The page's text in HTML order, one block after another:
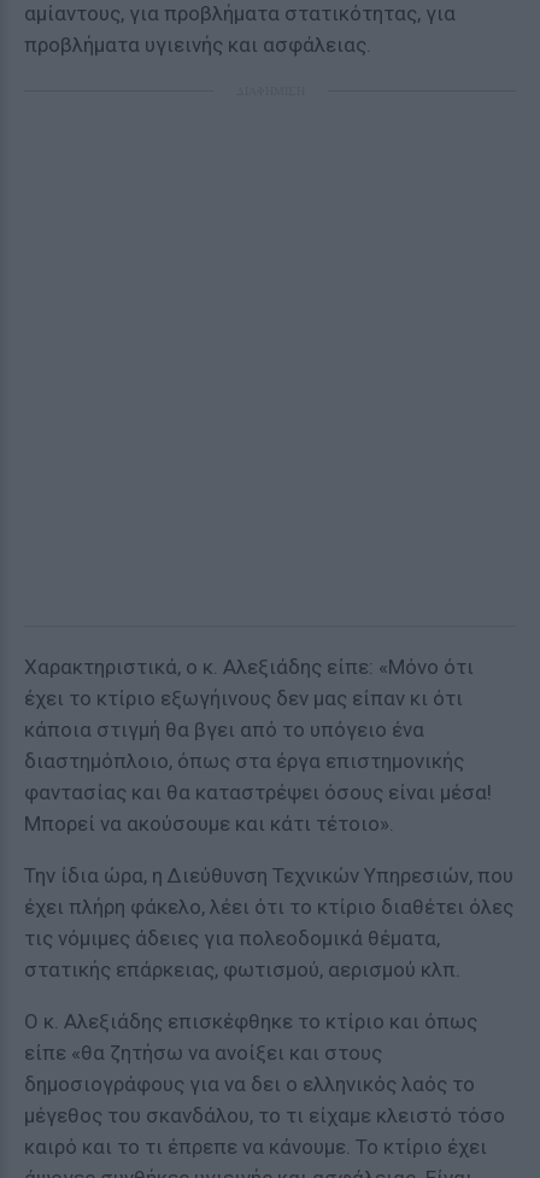
αμίαντους, για προβλήματα στατικότητας, για
προβλήματα υγιεινής και ασφάλειας.
Χαρακτηριστικά, ο κ. Αλεξιάδης είπε: «Μόνο ότι
έχει το κτίριο εξωγήινους δεν μας είπαν κι ότι
κάποια στιγμή θα βγει από το υπόγειο ένα
διαστημόπλοιο, όπως στα έργα επιστημονικής
φαντασίας και θα καταστρέψει όσους είναι μέσα!
Μπορεί να ακούσουμε και κάτι τέτοιο».
Την ίδια ώρα, η Διεύθυνση Τεχνικών Υπηρεσιών, που
έχει πλήρη φάκελο, λέει ότι το κτίριο διαθέτει όλες
τις νόμιμες άδειες για πολεοδομικά θέματα,
στατικής επάρκειας, φωτισμού, αερισμού κλπ.
Ο κ. Αλεξιάδης επισκέφθηκε το κτίριο και όπως
είπε «θα ζητήσω να ανοίξει και στους
δημοσιογράφους για να δει ο ελληνικός λαός το
μέγεθος του σκανδάλου, το τι είχαμε κλειστό τόσο
καιρό και το τι έπρεπε να κάνουμε. Το κτίριο έχει